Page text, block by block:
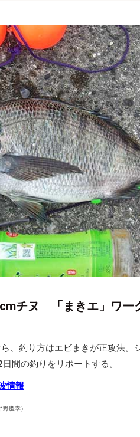
チヌ 「まきエ」ワー
、釣り方はエビまきが正攻法。
間の釣りをリポートする。
情報
慶幸）